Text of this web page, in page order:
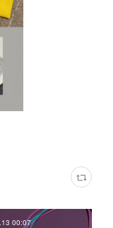
00:07